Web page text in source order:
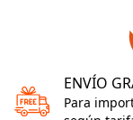
ENVÍO
Para